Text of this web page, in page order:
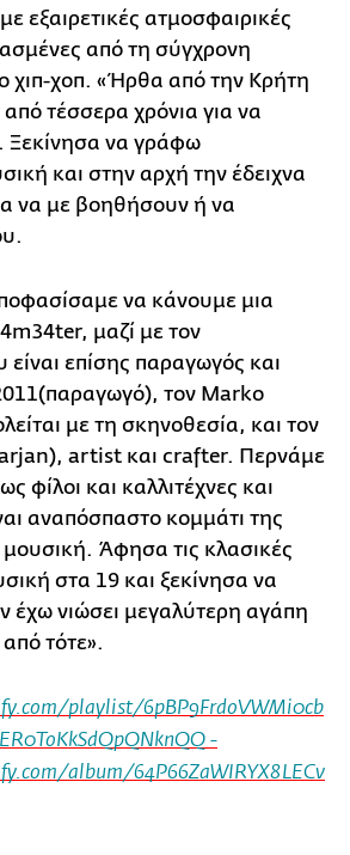
εξαιρετικές ατμοσφαιρικές
από τη σύγχρονη
χιπ-χοπ. «Ήρθα από την Κρήτη
τέσσερα χρόνια για να
να γράφω
και στην αρχή την έδειχνα
να με βοηθήσουν ή να
να κάνουμε μια
μαζί με τον
επίσης παραγωγός και
τον Marko
με τη σκηνοθεσία, και τον
artist και crafter. Περνάμε
φίλοι και καλλιτέχνες και
αναπόσπαστο κομμάτι της
Άφησα τις κλασικές
στα 19 και ξεκίνησα να
έχω νιώσει μεγαλύτερη αγάπη
τότε».
playlist/6pBP9FrdoVWMi0cb
-
album/64P66ZaWIRYX8LECv